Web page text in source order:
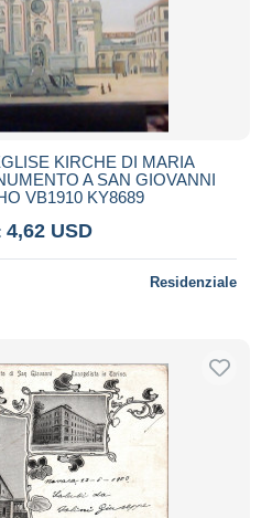
KIRCHE DI MARIA
A SAN GIOVANNI
VB1910 KY8689
4,62 USD
Residenziale